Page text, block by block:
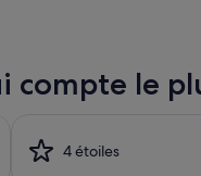
n
y
i
compte le
4 étoiles